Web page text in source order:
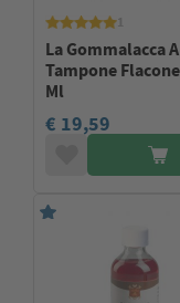
La Gommalacca A
Tampone
Ml
€ 19,59